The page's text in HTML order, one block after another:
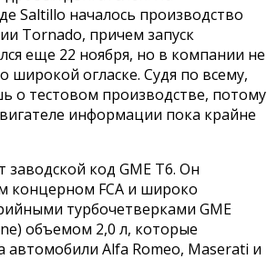
Saltillo началось производство
Tornado, причем запуск
еще 22 ноября, но в компании не
широкой огласке. Судя по всему,
о тестовом производстве, потому
информации пока крайне
код GME T6. Он
концерном FCA и широко
турбочетверками GME
объемом 2,0 л, которые
автомобили Alfa Romeo, Maserati и